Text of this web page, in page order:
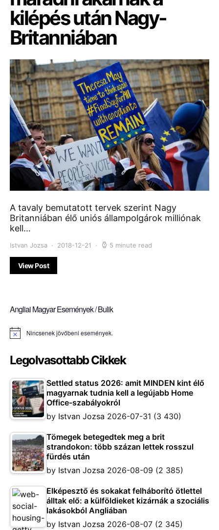
kilépés után Nagy-
Britanniában
A tavaly bemutatott tervek szerint Nagy
Britanniában élő uniós állampolgárok milliónak
kell…
Istvan Jozsa 2018-12-21 5 minute read
View Post
Angliai Magyar Események / Bulik
Notice Nincsenek jövőbeni események.
Legolvasottabb Cikkek
Settled status 2026: amit MINDEN kint élő
magyarnak tudnia kell a legújabb Home
Office-szabályokról
by Istvan Jozsa 2026-07-31 (3 430)
Tömegek betegedtek meg a brit
strandokon: több százan lettek rosszul
fürdés után
by Istvan Jozsa 2026-08-09 (2 385)
Elképesztő és sokakat felháborító ötlettel
álltak elő: a külföldieket kizárnák a szociális
lakásokból Angliában
by Istvan Jozsa 2026-08-07 (2 345)